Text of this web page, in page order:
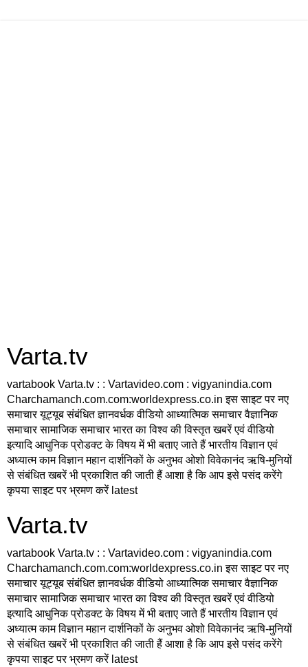
Varta.tv
vartabook Varta.tv : : Vartavideo.com : vigyanindia.com
Charchamanch.com.com:worldexpress.co.in इस साइट पर नए
समाचार यूट्यूब संबंधित ज्ञानवर्धक वीडियो आध्यात्मिक समाचार वैज्ञानिक
समाचार सामाजिक समाचार भारत का विश्व की विस्तृत खबरें एवं वीडियो
इत्यादि आधुनिक प्रोडक्ट के विषय में भी बताए जाते हैं भारतीय विज्ञान एवं
अध्यात्म काम विज्ञान महान दार्शनिकों के अनुभव ओशो विवेकानंद ऋषि-मुनियों
से संबंधित खबरें भी प्रकाशित की जाती हैं आशा है कि आप इसे पसंद करेंगे
कृपया साइट पर भ्रमण करें latest
Varta.tv
vartabook Varta.tv : : Vartavideo.com : vigyanindia.com
Charchamanch.com.com:worldexpress.co.in इस साइट पर नए
समाचार यूट्यूब संबंधित ज्ञानवर्धक वीडियो आध्यात्मिक समाचार वैज्ञानिक
समाचार सामाजिक समाचार भारत का विश्व की विस्तृत खबरें एवं वीडियो
इत्यादि आधुनिक प्रोडक्ट के विषय में भी बताए जाते हैं भारतीय विज्ञान एवं
अध्यात्म काम विज्ञान महान दार्शनिकों के अनुभव ओशो विवेकानंद ऋषि-मुनियों
से संबंधित खबरें भी प्रकाशित की जाती हैं आशा है कि आप इसे पसंद करेंगे
कृपया साइट पर भ्रमण करें latest